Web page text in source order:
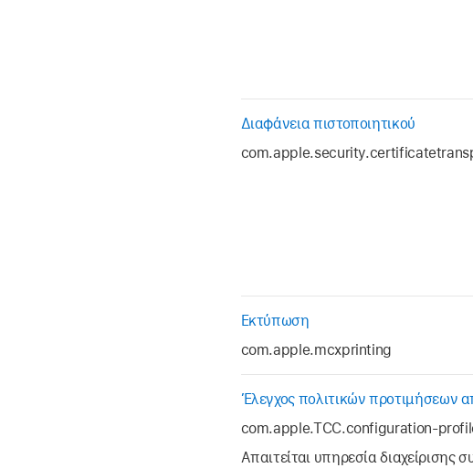
Διαφάνεια πιστοποιητικού
Εκτύπωση
com.apple.mcxprinting
Έλεγχος πολιτικών προτιμήσεων
com.apple.TCC.configuration-
Απαιτείται υπηρεσία διαχείρισης